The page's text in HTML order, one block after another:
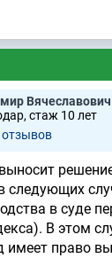
Вячеславович
стаж 10 лет
отзывов
следующих
в суде
В этом
имеет право